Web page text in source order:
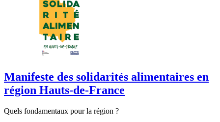
Manifeste des solidarités alimentaires en
région Hauts-de-France
Quels fondamentaux pour la région ?